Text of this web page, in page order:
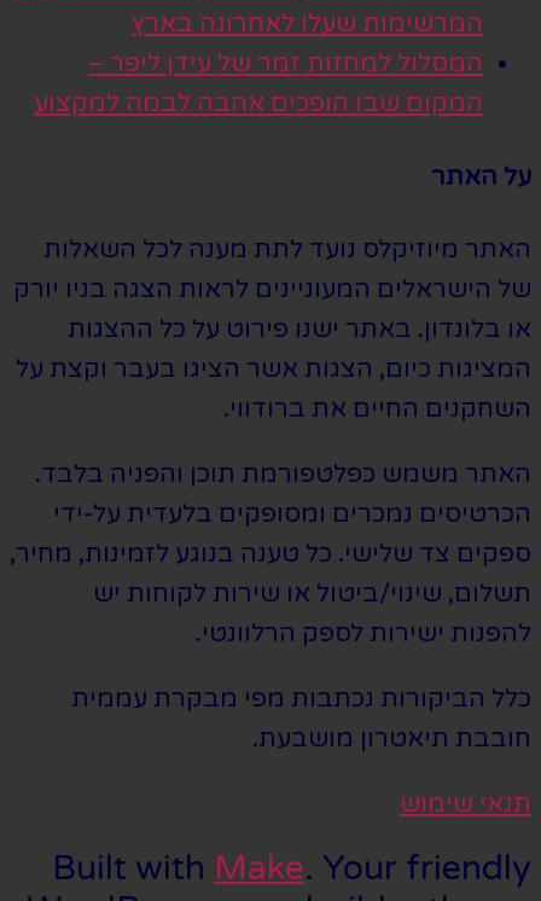
המרשימות שעלו לאחרונה בארץ
המסלול למחזות זמר של עידן ליפר –
המקום שבו הופכים אהבה לבמה למקצוע
על האתר
האתר מיוזיקלס נועד לתת מענה לכל השאלות
של הישראלים המעוניינים לראות הצגה בניו יורק
או בלונדון. באתר ישנו פירוט על כל ההצגות
המציגות כיום, הצגות אשר הציגו בעבר וקצת על
השחקנים החיים את ברודווי.
האתר משמש כפלטפורמת תוכן והפניה בלבד.
הכרטיסים נמכרים ומסופקים בלעדית על-ידי
ספקים צד שלישי. כל טענה בנוגע לזמינות, מחיר,
תשלום, שינוי/ביטול או שירות לקוחות יש
להפנות ישירות לספק הרלוונטי.
כלל הביקורות נכתבות מפי מבקרת עממית
חובבת תיאטרון מושבעת.
תנאי שימוש
Built with Make. Your friendly